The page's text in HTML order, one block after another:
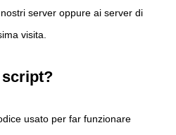
server oppure ai server di
visita.
script?
usato per far funzionare